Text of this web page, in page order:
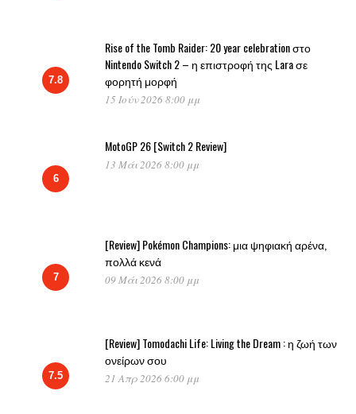
7.8
Rise of the Tomb Raider: 20 year celebration στο
Nintendo Switch 2 – η επιστροφή της Lara σε
φορητή μορφή
15 Ιούν 2026 8:00 μμ
6
MotoGP 26 [Switch 2 Review]
13 Μάι 2026 8:00 μμ
7
[Review] Pokémon Champions: μια ψηφιακή αρένα,
πολλά κενά
09 Μάι 2026 8:00 μμ
7.5
[Review] Tomodachi Life: Living the Dream : η ζωή των
ονείρων σου
21 Απρ 2026 6:00 μμ